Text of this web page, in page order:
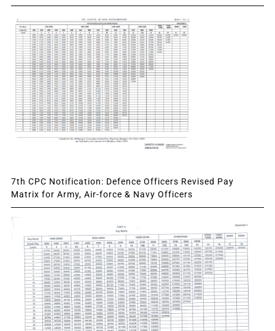
7th CPC Notification: Defence Officers Revised Pay
Matrix for Army, Air-force & Navy Officers